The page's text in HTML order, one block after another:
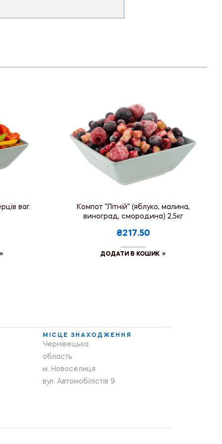
ваг.
Компот “Літній” (яблуко, малина,
виноград, смородина) 2,5кг
₴217.50
ДОДАТИ В КОШИК
МІСЦЕ ЗНАХОДЖЕННЯ
Чернівецька
область
м. Новоселиця
вул. Автомобілістів 9